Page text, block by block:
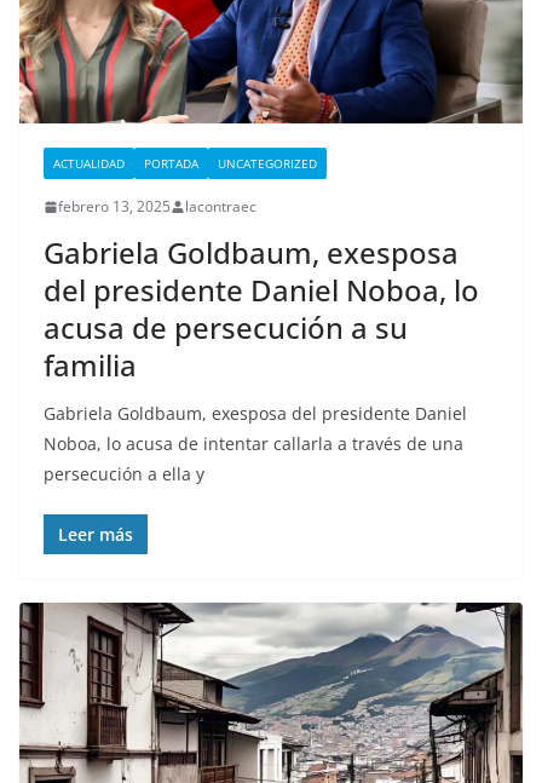
ACTUALIDAD PORTADA UNCATEGORIZED
febrero 13, 2025 lacontraec
Gabriela Goldbaum, exesposa
del presidente Daniel Noboa, lo
acusa de persecución a su
familia
Gabriela Goldbaum, exesposa del presidente Daniel
Noboa, lo acusa de intentar callarla a través de una
persecución a ella y
Leer más